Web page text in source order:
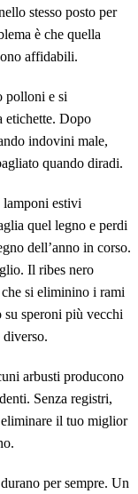
stesso posto per
è che quella
affidabili.
polloni e si
etichette. Dopo
indovini male,
quando diradi.
lamponi estivi
quel legno e perdi
dell’anno in corso.
Il ribes nero
si eliminino i rami
speroni più vecchi
diverso.
arbusti producono
Senza registri,
il tuo miglior
per sempre. Un